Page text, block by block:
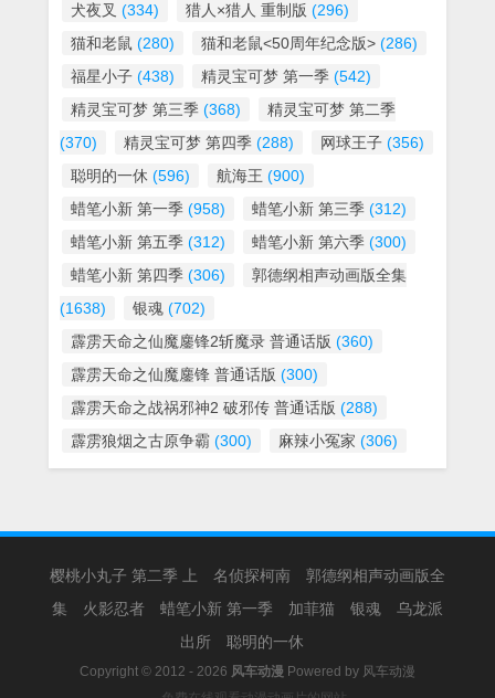
犬夜叉 (334) 猎人×猎人 重制版 (296)
猫和老鼠 (280) 猫和老鼠<50周年纪念版> (286)
福星小子 (438) 精灵宝可梦 第一季 (542)
精灵宝可梦 第三季 (368)
精灵宝可梦 第二季
(370)
精灵宝可梦 第四季 (288) 网球王子 (356)
聪明的一休 (596) 航海王 (900)
蜡笔小新 第一季 (958) 蜡笔小新 第三季 (312)
蜡笔小新 第五季 (312) 蜡笔小新 第六季 (300)
蜡笔小新 第四季 (306)
郭德纲相声动画版全集
(1638)
银魂 (702)
霹雳天命之仙魔鏖锋2斩魔录 普通话版 (360)
霹雳天命之仙魔鏖锋 普通话版 (300)
霹雳天命之战祸邪神2 破邪传 普通话版 (288)
霹雳狼烟之古原争霸 (300) 麻辣小冤家 (306)
樱桃小丸子 第二季 上 名侦探柯南
郭德纲相声动画版全
集
火影忍者 蜡笔小新 第一季 加菲猫 银魂
乌龙派
出所
聪明的一休
Copyright © 2012 - 2026 风车动漫 Powered by 风车动漫